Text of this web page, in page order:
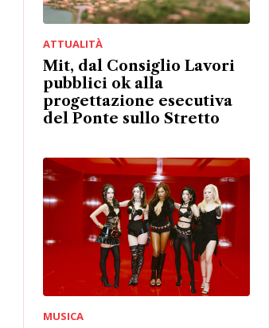
ATTUALITÀ
Mit, dal Consiglio Lavori
pubblici ok alla
progettazione esecutiva
del Ponte sullo Stretto
MUSICA